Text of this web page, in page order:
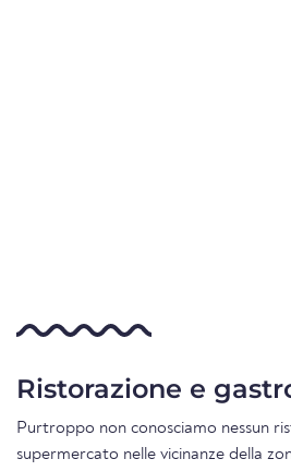
Ristorazione e
Purtroppo non conosciamo nessun
supermercato nelle vicinanze della